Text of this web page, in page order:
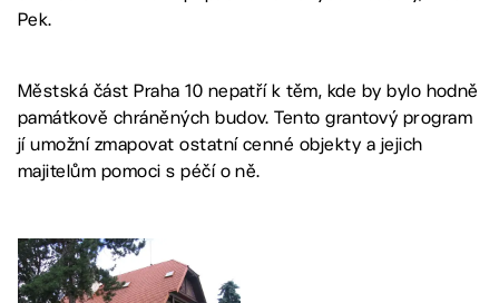
Pek.
Městská část Praha 10 nepatří k těm, kde by bylo hodně
památkově chráněných budov. Tento grantový program
jí umožní zmapovat ostatní cenné objekty a jejich
majitelům pomoci s péčí o ně.